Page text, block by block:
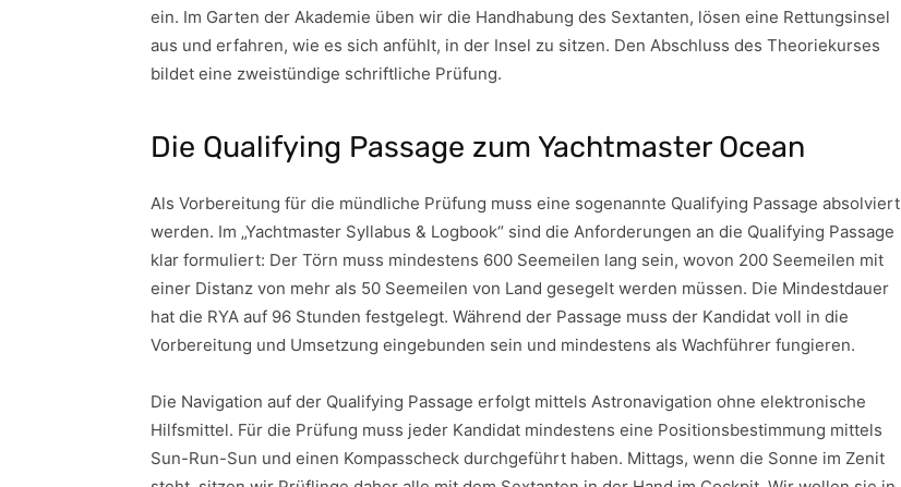
ein. Im Garten der Akademie üben wir die Handhabung des Sextanten, lösen eine Rettungsinsel
aus und erfahren, wie es sich anfühlt, in der Insel zu sitzen. Den Abschluss des Theoriekurses
bildet eine zweistündige schriftliche Prüfung.
Die Qualifying Passage zum Yachtmaster Ocean
Als Vorbereitung für die mündliche Prüfung muss eine sogenannte Qualifying Passage absolviert
werden. Im „Yachtmaster Syllabus & Logbook“ sind die Anforderungen an die Qualifying Passage
klar formuliert: Der Törn muss mindestens 600 Seemeilen lang sein, wovon 200 Seemeilen mit
einer Distanz von mehr als 50 Seemeilen von Land gesegelt werden müssen. Die Mindestdauer
hat die RYA auf 96 Stunden festgelegt. Während der Passage muss der Kandidat voll in die
Vorbereitung und Umsetzung eingebunden sein und mindestens als Wachführer fungieren.
Die Navigation auf der Qualifying Passage erfolgt mittels Astronavigation ohne elektronische
Hilfsmittel. Für die Prüfung muss jeder Kandidat mindestens eine Positionsbestimmung mittels
Sun-Run-Sun und einen Kompasscheck durchgeführt haben. Mittags, wenn die Sonne im Zenit